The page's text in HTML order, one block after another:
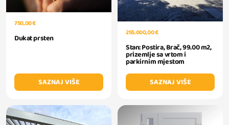
750,00 €
Dukat prsten
SAZNAJ VIŠE
255.000,00 €
Stan: Postira, Brač, 99.00 m2,
prizemlje sa vrtom i
parkirnim mjestom
SAZNAJ VIŠE